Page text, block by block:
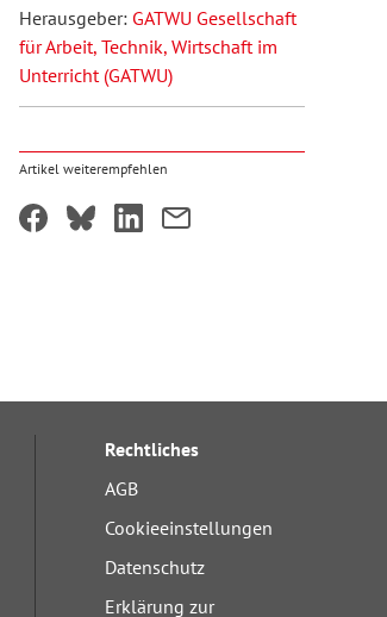
Herausgeber: GATWU Gesellschaft
für Arbeit, Technik, Wirtschaft im
Unterricht (GATWU)
Artikel weiterempfehlen
Rechtliches
AGB
Cookieeinstellungen
Datenschutz
Erklärung zur